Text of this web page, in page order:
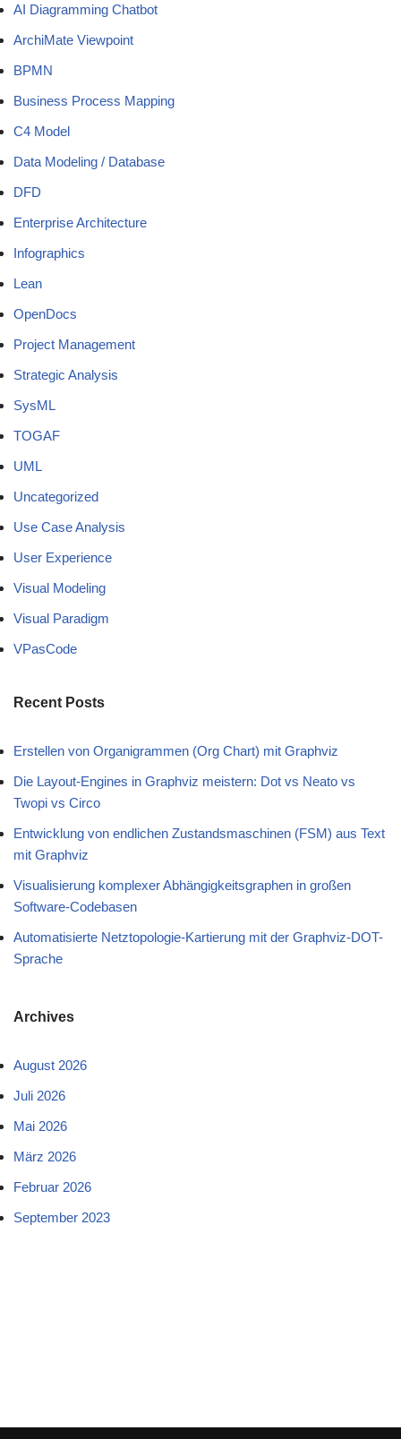
AI Diagramming Chatbot
ArchiMate Viewpoint
BPMN
Business Process Mapping
C4 Model
Data Modeling / Database
DFD
Enterprise Architecture
Infographics
Lean
OpenDocs
Project Management
Strategic Analysis
SysML
TOGAF
UML
Uncategorized
Use Case Analysis
User Experience
Visual Modeling
Visual Paradigm
VPasCode
Recent Posts
Erstellen von Organigrammen (Org Chart) mit Graphviz
Die Layout-Engines in Graphviz meistern: Dot vs Neato vs
Twopi vs Circo
Entwicklung von endlichen Zustandsmaschinen (FSM) aus Text
mit Graphviz
Visualisierung komplexer Abhängigkeitsgraphen in großen
Software-Codebasen
Automatisierte Netztopologie-Kartierung mit der Graphviz-DOT-
Sprache
Archives
August 2026
Juli 2026
Mai 2026
März 2026
Februar 2026
September 2023